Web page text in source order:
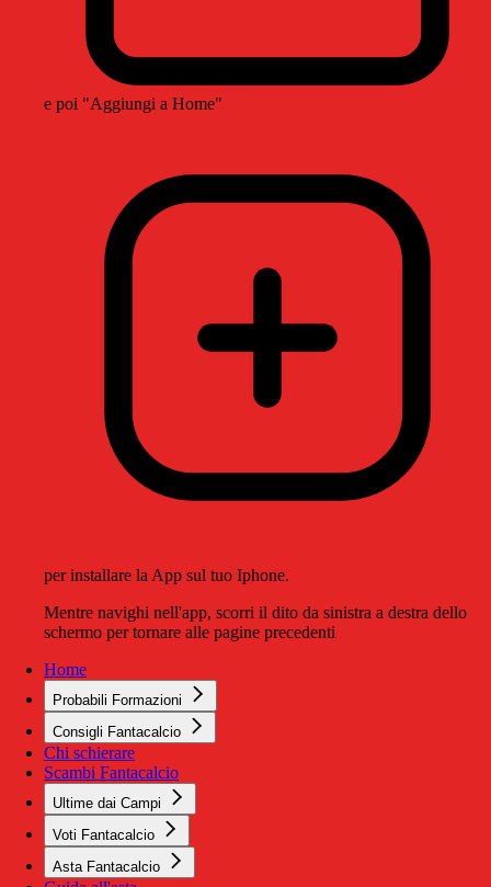
e poi "Aggiungi a Home"
per installare la App sul tuo Iphone.
Mentre navighi nell'app, scorri il dito da sinistra a destra dello
schermo per tornare alle pagine precedenti
Home
Probabili Formazioni
Consigli Fantacalcio
Chi schierare
Scambi Fantacalcio
Ultime dai Campi
Voti Fantacalcio
Asta Fantacalcio